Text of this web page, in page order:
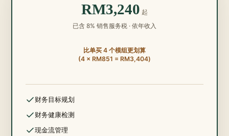
RM3,240 起
已含 8% 销售服务税 · 依年收入
比单买 4 个模组更划算
(4 × RM851 = RM3,404)
包含：财务目标规划
包含：财务健康检测
包含：现金流管理